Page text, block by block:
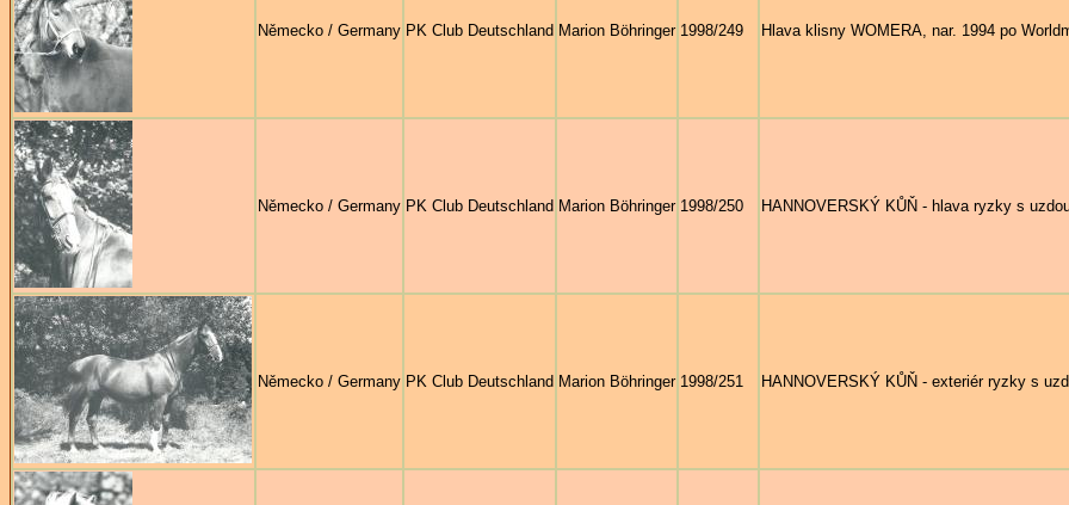
Německo / Germany PK Club Deutschland Marion Böhringer 1998/249 Hlava klisny WOMERA, nar. 1994 po
Německo / Germany PK Club Deutschland Marion Böhringer 1998/250 HANNOVERSKÝ KŮŇ - hlava ryzky s
Německo / Germany PK Club Deutschland Marion Böhringer 1998/251 HANNOVERSKÝ KŮŇ - exteriér ryzky s